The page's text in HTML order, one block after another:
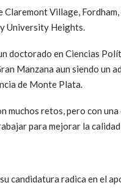
Village,
University Heights.
doctorado en Ciencias
Manzana aun siendo un
de Monte Plata.
muchos retos, pero con
para mejorar la
candidatura radica en el